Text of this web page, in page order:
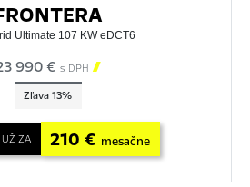
Ultimate 107 KW eDCT6
990 € s DPH 
Zľava 13%
UŽ ZA 210 € mesačne